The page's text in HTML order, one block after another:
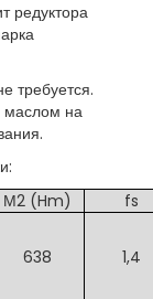
редуктора
требуется.
маслом на
М2 (Hm) fs
638 1,4